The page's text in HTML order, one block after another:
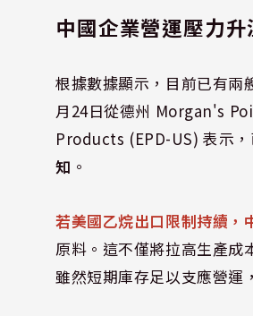
中國企業營運壓力升
根據數據顯示，目前已有兩
月24日從德州 Morgan's
Products (EPD-US) 表示，
知 。
若美國乙烷出口限制持續，
原料。這不僅將拉高生產成
雖然短期庫存足以支應營運